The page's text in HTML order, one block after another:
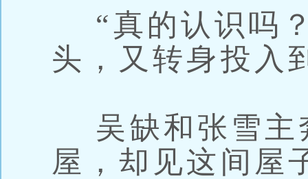
“真的认识吗
头，又转身投入
吴缺和张雪主
屋，却见这间屋